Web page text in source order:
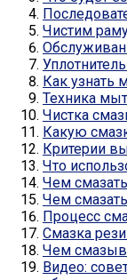
Чистим
Как узнать
Техника
Чистка
Какую
Критерии
Что
Чем
Чем
Процесс
Смазка
Чем
Видео: